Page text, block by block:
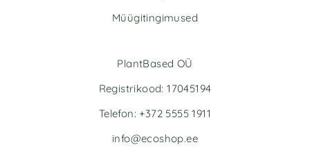
Müügitingimused
PlantBased OÜ
Registrikood: 17045194
Telefon: +372 5555 1911
info@ecoshop.ee